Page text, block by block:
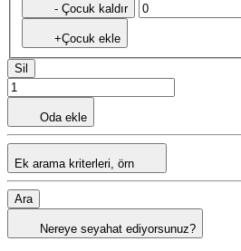
- Çocuk kaldır
+Çocuk ekle
Sil
Oda ekle
Ek arama kriterleri, örn
Ara
Nereye seyahat ediyorsunuz?